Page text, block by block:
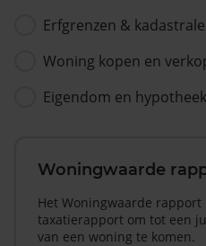
Erfgrenzen &
Woning kopen en
Eigendom en hypotheek
Woningwaarde
Het Woningwaarde
taxatierapport om tot een
van een woning te komen.